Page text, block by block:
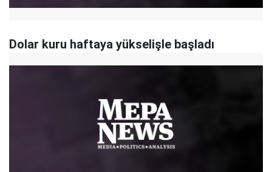
Dolar kuru haftaya yükselişle başladı